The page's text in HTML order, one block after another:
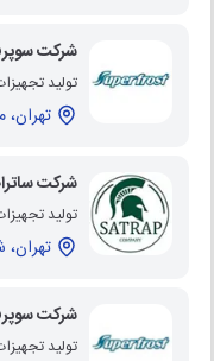
شرکت
تولید
تهران، منطقه 1، محله
شرکت
تولید
شرکت
تولید